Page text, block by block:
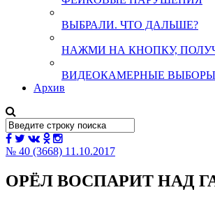
ВЫБРАЛИ. ЧТО ДАЛЬШЕ?
НАЖМИ НА КНОПКУ,
ВИДЕОКАМЕРНЫЕ ВЫБОРЫ
Архив
№ 40 (3668) 11.10.2017
ОРЁЛ ВОСПАРИТ НАД